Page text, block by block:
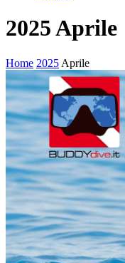
2025 Aprile
Home 2025 Aprile